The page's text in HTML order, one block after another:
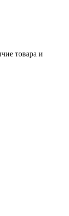
товара и